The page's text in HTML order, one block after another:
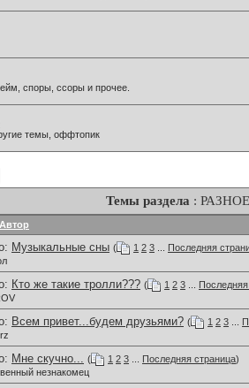
споры, ссоры и прочее.
темы, оффтопик
Темы раздела : РАЗНОЕ
Автор
Музыкальные сны ( 1 2 3
Последняя
Кто же такие тролли??? ( 1 2 3
Всем привет...будем друзьями? ( 1 2 3
Мне скучно... ( 1 2 3 Последняя страница)
незнакомец